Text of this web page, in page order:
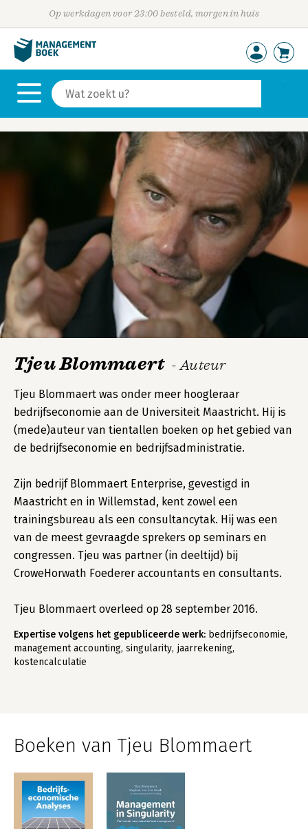
Op werkdagen voor 23:00 besteld, morgen in huis
Tjeu Blommaert - Auteur
Tjeu Blommaert was onder meer hoogleraar
bedrijfseconomie aan de Universiteit Maastricht. Hij is
(mede)auteur van tientallen boeken op het gebied van
de bedrijfseconomie en bedrijfsadministratie.
Zijn bedrijf Blommaert Enterprise, gevestigd in
Maastricht en in Willemstad, kent zowel een
trainingsbureau als een consultancytak. Hij was een
van de meest gevraagde sprekers op seminars en
congressen. Tjeu was partner (in deeltijd) bij
CroweHorwath Foederer accountants en consultants.
Tjeu Blommaert overleed op 28 september 2016.
Expertise volgens het gepubliceerde werk: bedrijfseconomie,
management accounting, singularity, jaarrekening,
kostencalculatie
Boeken van Tjeu Blommaert